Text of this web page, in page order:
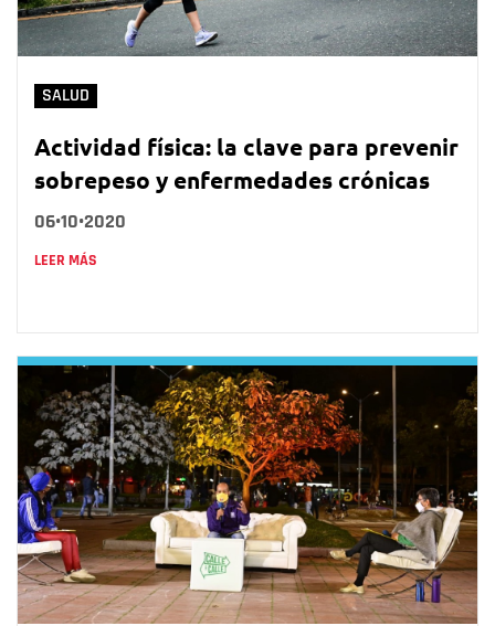
SALUD
Actividad física: la clave para prevenir
sobrepeso y enfermedades crónicas
06•10•2020
LEER MÁS